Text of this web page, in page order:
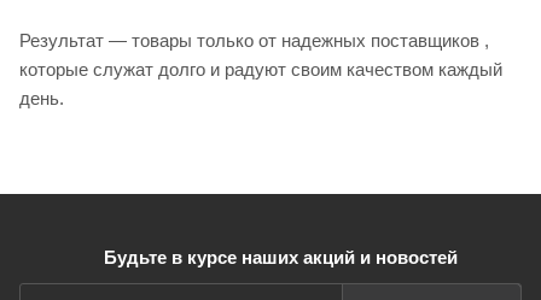
Результат — товары только от надежных поставщиков ,
которые служат долго и радуют своим качеством каждый
день.
Будьте в курсе наших акций и новостей